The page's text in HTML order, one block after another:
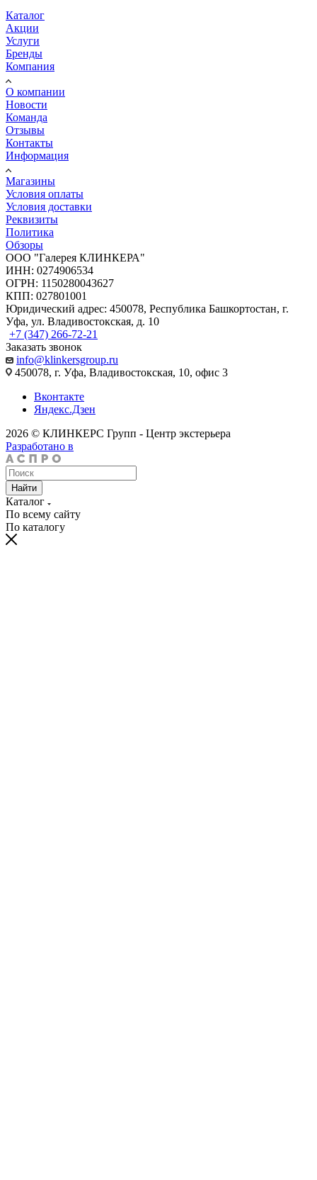
Каталог
Акции
Услуги
Бренды
Компания
О компании
Новости
Команда
Отзывы
Контакты
Информация
Магазины
Условия оплаты
Условия доставки
Реквизиты
Политика
Обзоры
ООО "Галерея КЛИНКЕРА"
ИНН: 0274906534
ОГРН: 1150280043627
КПП: 027801001
Юридический адрес: 450078, Республика Башкортостан, г.
Уфа, ул. Владивостокская, д. 10
+7 (347) 266-72-21
Заказать звонок
info@klinkersgroup.ru
450078, г. Уфа, Владивостокская, 10, офис 3
Вконтакте
Яндекс.Дзен
2026 © КЛИНКЕРС Групп - Центр экстерьера
Разработано в
Найти
Каталог
По всему сайту
По каталогу